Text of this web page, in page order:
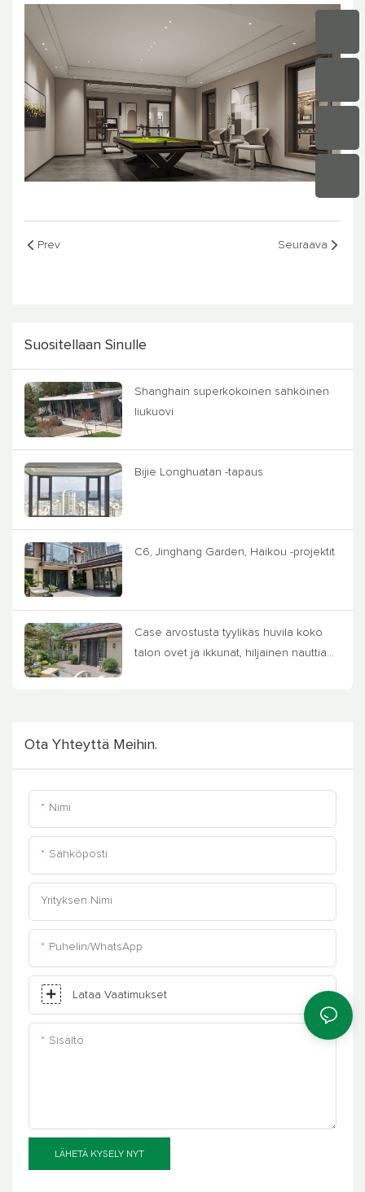
Prev Seuraava
Suositellaan Sinulle
Shanghain superkokoinen sähköinen
liukuovi
Bijie Longhuatan -tapaus
C6, Jinghang Garden, Haikou -projektit
Case arvostusta tyylikäs huvila koko
talon ovet ja ikkunat, hiljainen nauttia
Ota Yhteyttä Meihin.
Nimi
Sähköposti
Yrityksen Nimi
Puhelin/WhatsApp
Lataa Vaatimukset
Sisältö
LÄHETÄ KYSELY NYT